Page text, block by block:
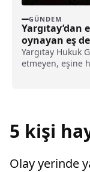
GÜNDEM
Yargıtay’dan
oynayan eş
kusurlu
Yargıtay Hukuk
etmeyen, eşine
5 kişi
Olay yerinde